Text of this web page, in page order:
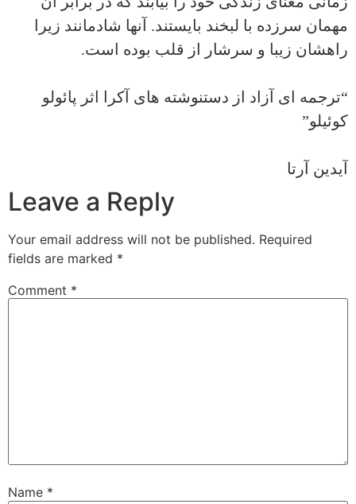
مهمان سرزده با لبخند بایستند. آنها شادمانند زیرا
راهشان زیبا و سرشار از قلب بوده است.
“ترجمه ای آزاد از دستنوشته های آکرا اثر پائولو
کوئیلو”
آیدین آرتا
Leave a Reply
Your email address will not be published. Required
fields are marked *
Comment *
Name *